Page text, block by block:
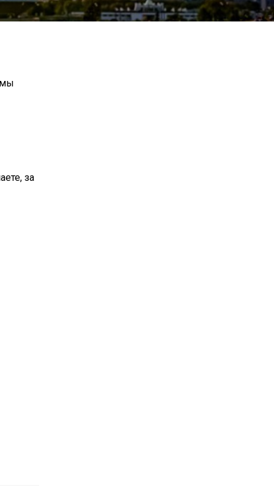
мы
за